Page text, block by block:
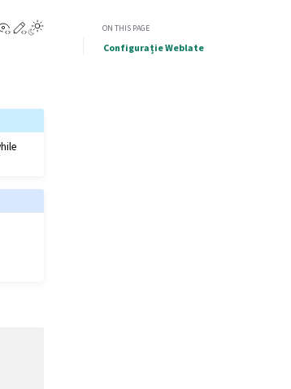
View this page
Edit this pageON THIS PAGE
Configurație Weblate